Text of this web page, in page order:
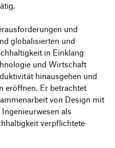
und
globalisierten und
in Einklang
und Wirtschaft
hinausgehen und
eröffnen. Er betrachtet
von Design mit
als
verpflichtete